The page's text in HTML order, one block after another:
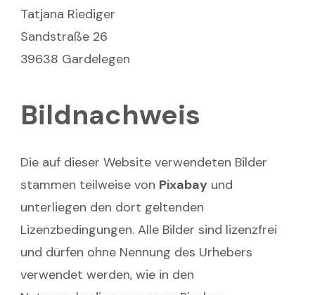
Tatjana Riediger
Sandstraße 26
39638 Gardelegen
Bildnachweis
Die auf dieser Website verwendeten Bilder
stammen teilweise von Pixabay und
unterliegen den dort geltenden
Lizenzbedingungen. Alle Bilder sind lizenzfrei
und dürfen ohne Nennung des Urhebers
verwendet werden, wie in den